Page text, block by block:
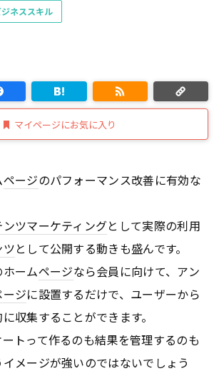
ジネススキル
マイページにお気に入り
ページのパフォーマンス改善に有効な
ンツマーケティングとして実際の利用
ツとして公開する動きも盛んです。
ームページなら会員に向けて、アン
ジに設置するだけで、ユーザーから
収集することができます。
トって作るのも結果を管理するのも
メージが強いのではないでしょう